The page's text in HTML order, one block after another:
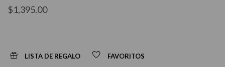
$1,395.00
LISTA DE REGALO FAVORITOS